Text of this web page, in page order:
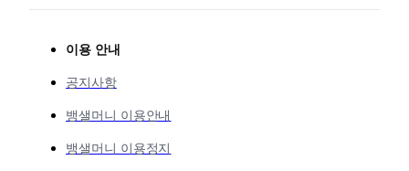
이용 안내
공지사항
뱅샐머니 이용안내
뱅샐머니 이용정지